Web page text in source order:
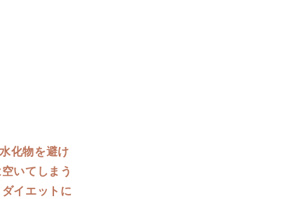
化物を避け
いてしまう
イエットに